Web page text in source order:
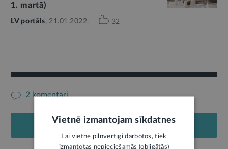
1. martā)
LV portāls, 21.01.2022. 32
2 komentāri
PIEVIENOT KOMENTĀRU
Vietnē izmantojam sīkdatnes
Lai vietne pilnvērtīgi darbotos, tiek
izmantotas nepieciešamās (obligātās)